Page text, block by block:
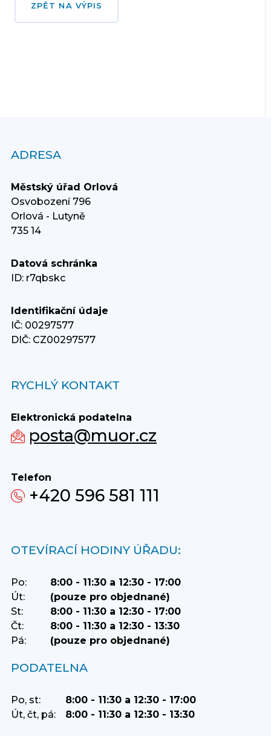
ZPĚT NA VÝPIS
ADRESA
Městský úřad Orlová
Osvobození 796
Orlová - Lutyně
735 14
Datová schránka
ID: r7qbskc
Identifikační údaje
IČ: 00297577
DIČ: CZ00297577
RYCHLÝ KONTAKT
Elektronická podatelna
posta@muor.cz
Telefon
+420 596 581 111
OTEVÍRACÍ HODINY ÚŘADU:
Po:
8:00 - 11:30 a 12:30 - 17:00
Út:
(pouze pro objednané)
St:
8:00 - 11:30 a 12:30 - 17:00
Čt:
8:00 - 11:30 a 12:30 - 13:30
Pá:
(pouze pro objednané)
PODATELNA
Po, st:
8:00 - 11:30 a 12:30 - 17:00
Út, čt, pá:
8:00 - 11:30 a 12:30 - 13:30